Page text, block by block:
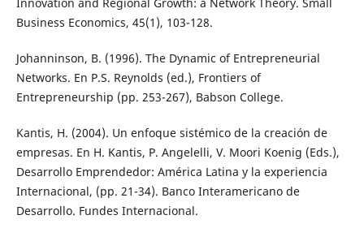
Innovation and Regional Growth: a Network Theory. Small
Business Economics, 45(1), 103-128.
Johanninson, B. (1996). The Dynamic of Entrepreneurial
Networks. En P.S. Reynolds (ed.), Frontiers of
Entrepreneurship (pp. 253-267), Babson College.
Kantis, H. (2004). Un enfoque sistémico de la creación de
empresas. En H. Kantis, P. Angelelli, V. Moori Koenig (Eds.),
Desarrollo Emprendedor: América Latina y la experiencia
Internacional, (pp. 21-34). Banco Interamericano de
Desarrollo. Fundes Internacional.